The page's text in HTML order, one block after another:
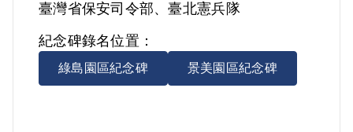
臺灣省保安司令部、臺北憲兵隊
紀念碑錄名位置：
綠島園區紀念碑 景美園區紀念碑